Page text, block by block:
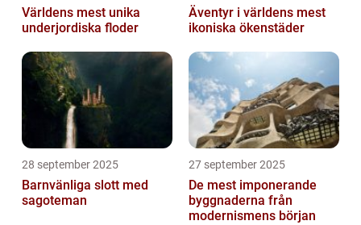
Världens mest unika
underjordiska floder
Äventyr i världens mest
ikoniska ökenstäder
28 september 2025
Barnvänliga slott med
sagoteman
27 september 2025
De mest imponerande
byggnaderna från
modernismens början